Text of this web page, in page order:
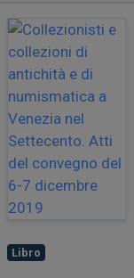
Libro